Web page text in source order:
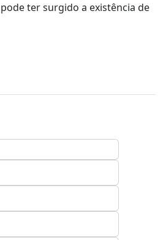
ter surgido a existência de